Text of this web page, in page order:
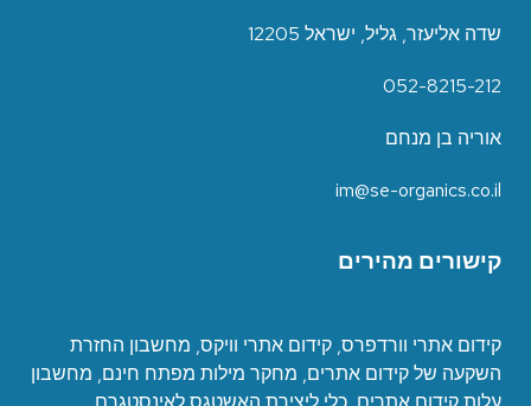
שדה אליעזר, גליל, ישראל 12205
052-8215-212
אוריה בן מנחם
im@se-organics.co.il
קישורים מהירים
קידום אתרי וורדפרס, קידום אתרי וויקס, מחשבון החזרת
השקעה של קידום אתרים, מחקר מילות מפתח חינם, מחשבון